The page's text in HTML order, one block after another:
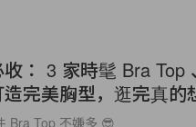
： 3 家時髦 Bra Top
完美胸型，逛完真的
Bra Top 不嫌多 😎